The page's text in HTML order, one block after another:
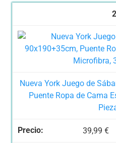
2
Nueva York Juego de
Puente Ropa de Cama
39,99 €